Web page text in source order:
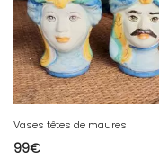
Vases têtes de maures
99€